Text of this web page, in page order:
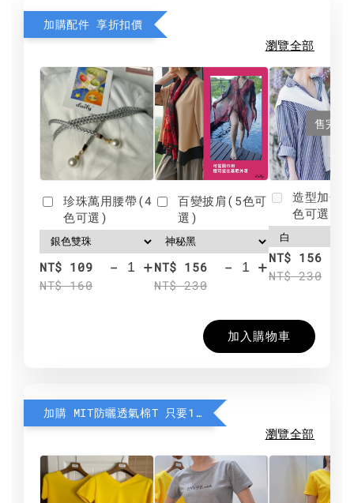
加購配件 享折扣價
瀏覽全部
珍珠萬用腰帶(4
色可選)
NT$ 109
NT$ 160
- +
百變披肩(5色可
選)
NT$ 156
NT$ 230
- +
售完
造型加分
色可選)
NT$ 156
NT$ 230
加入購物車
加購 MIT防曬透氣棉T 只要190元
瀏覽全部